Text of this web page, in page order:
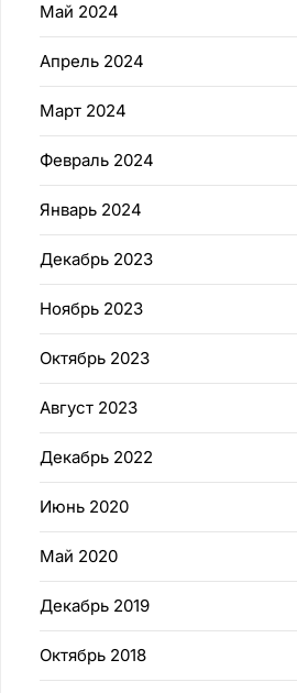
Май 2024
Апрель 2024
Март 2024
Февраль 2024
Январь 2024
Декабрь 2023
Ноябрь 2023
Октябрь 2023
Август 2023
Декабрь 2022
Июнь 2020
Май 2020
Декабрь 2019
Октябрь 2018